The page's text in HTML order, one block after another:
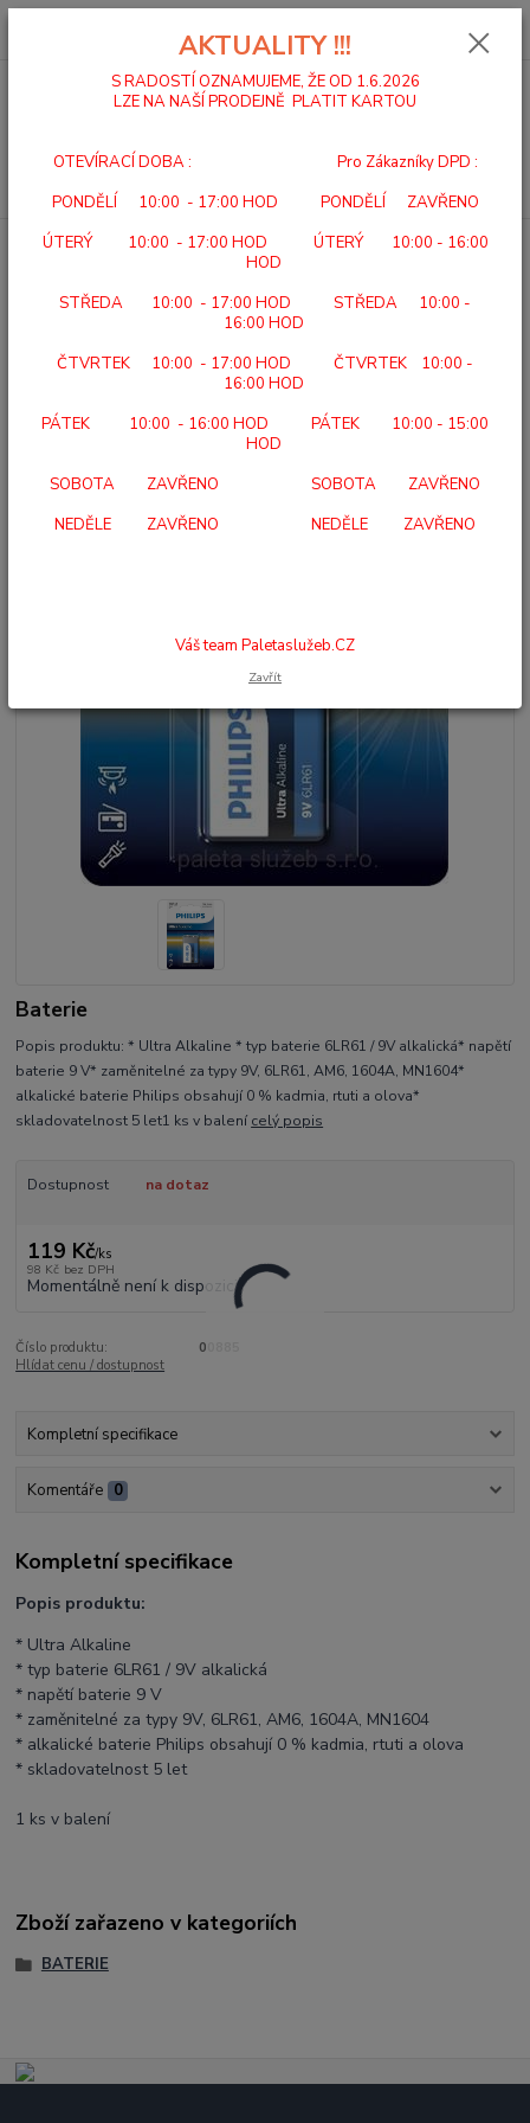
0,00 Kč
Úvod BATERIE PHILIPS 6LR61E1B/10
PHILIPS 6LR61E1B/10
Baterie
Popis produktu: * Ultra Alkaline * typ baterie 6LR61 / 9V alkalická* napětí
baterie 9 V* zaměnitelné za typy 9V, 6LR61, AM6, 1604A, MN1604*
alkalické baterie Philips obsahují 0 % kadmia, rtuti a olova*
skladovatelnost 5 let1 ks v balení celý popis
Dostupnost na dotaz
119 Kč/ks
98 Kč bez DPH
Momentálně není k dispozici
Číslo produktu:
00885
Hlídat cenu / dostupnost
Kompletní specifikace
Komentáře 0
Kompletní specifikace
Popis produktu:
* Ultra Alkaline
* typ baterie 6LR61 / 9V alkalická
* napětí baterie 9 V
* zaměnitelné za typy 9V, 6LR61, AM6, 1604A, MN1604
* alkalické baterie Philips obsahují 0 % kadmia, rtuti a olova
* skladovatelnost 5 let
1 ks v balení
Zboží zařazeno v kategoriích
BATERIE
AKTUALITY !!!
S RADOSTÍ OZNAMUJEME, ŽE OD 1.6.2026
LZE NA NAŠÍ PRODEJNĚ PLATIT KARTOU
OTEVÍRACÍ DOBA : Pro Zákazníky DPD :
PONDĚLÍ 10:00 - 17:00 HOD PONDĚLÍ ZAVŘENO
ÚTERÝ 10:00 - 17:00 HOD ÚTERÝ 10:00 - 16:00
HOD
STŘEDA 10:00 - 17:00 HOD STŘEDA 10:00 -
16:00 HOD
ČTVRTEK 10:00 - 17:00 HOD ČTVRTEK 10:00 -
16:00 HOD
PÁTEK 10:00 - 16:00 HOD PÁTEK 10:00 - 15:00
HOD
SOBOTA ZAVŘENO SOBOTA ZAVŘENO
NEDĚLE ZAVŘENO NEDĚLE ZAVŘENO
Váš team Paletaslužeb.CZ
Zavřít